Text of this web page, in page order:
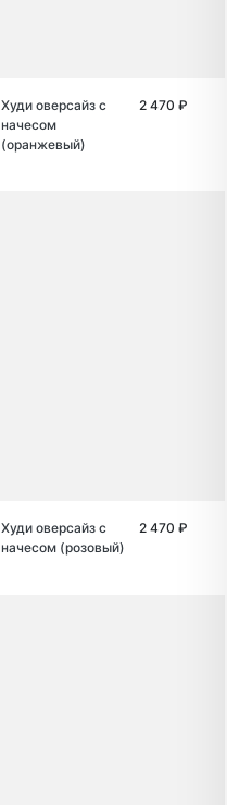
Худи оверсайз с
начесом
(оранжевый)
2 470 ₽
Худи оверсайз с
начесом (розовый)
2 470 ₽